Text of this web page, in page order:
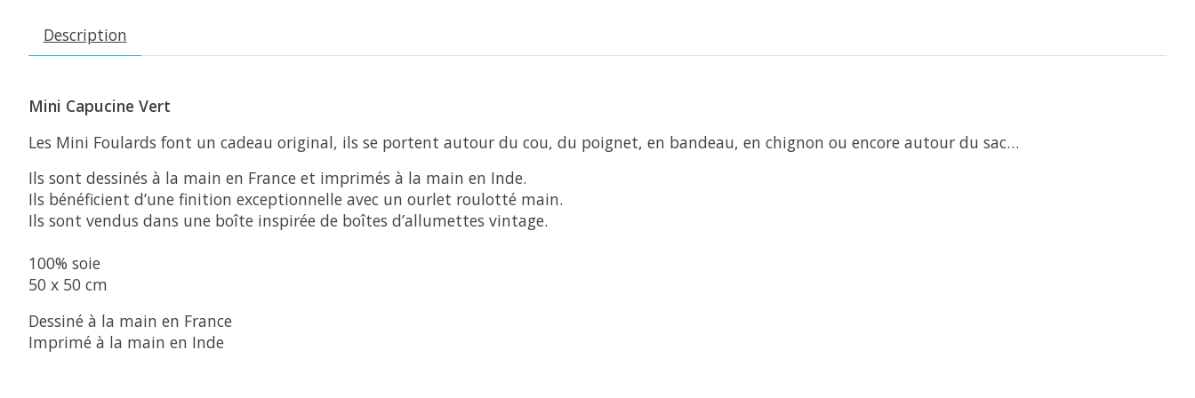
Description
Mini Capucine Vert
Les Mini Foulards font un cadeau original, ils se portent autour du cou, du poignet, en bandeau, en chignon ou encore autour du sac…
Ils sont dessinés à la main en France et imprimés à la main en Inde.
Ils bénéficient d’une finition exceptionnelle avec un ourlet roulotté main.
Ils sont vendus dans une boîte inspirée de boîtes d’allumettes vintage.
100% soie
50 x 50 cm
Dessiné à la main en France
Imprimé à la main en Inde